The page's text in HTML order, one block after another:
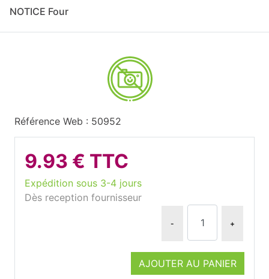
NOTICE Four
Référence Web : 50952
9.93 € TTC
Expédition sous 3-4 jours
Dès reception fournisseur
- +
AJOUTER AU PANIER